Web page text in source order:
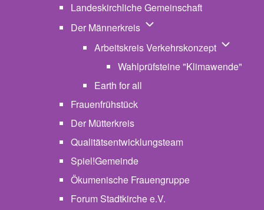
Landeskirchliche Gemeinschaft
Der Männerkreis Unternavigation von Der
Arbeitskreis Verkehrskonzept
Wahlprüfsteine "Klimawende"
Earth for all
Frauenfrühstück
Der Mütterkreis
Qualitätsentwicklungsteam
Spiel!Gemeinde
Ökumenische Frauengruppe
Forum Stadtkirche e.V.